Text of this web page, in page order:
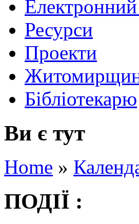
Ресурси
Проекти
Бібліотекарю
Ви є тут
Home »
ПОДІЇ :